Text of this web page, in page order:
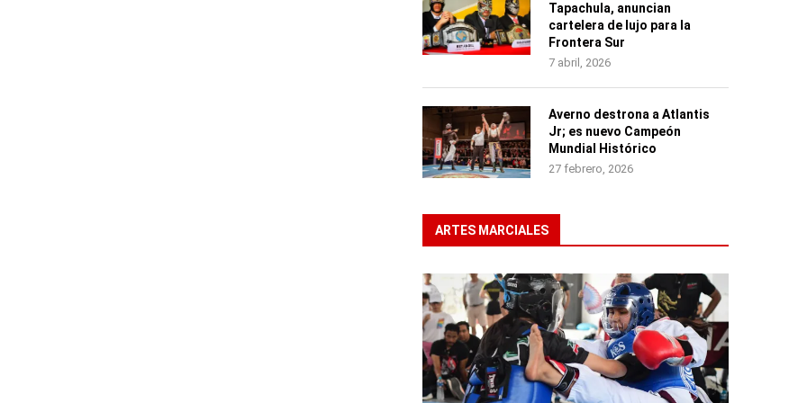
Tapachula, anuncian
cartelera de lujo para la
Frontera Sur
7 abril, 2026
Averno destrona a Atlantis
Jr; es nuevo Campeón
Mundial Histórico
27 febrero, 2026
ARTES MARCIALES